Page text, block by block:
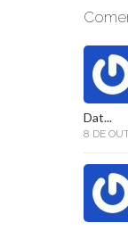
Dat...
8 DE